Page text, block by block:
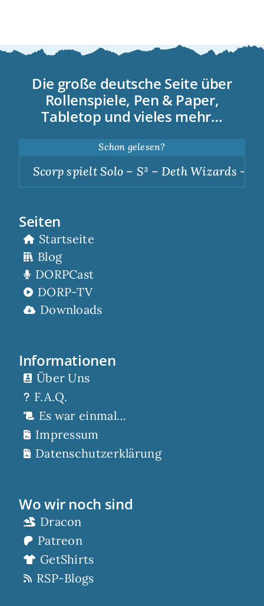
Die große deutsche Seite über
Rollenspiele, Pen & Paper,
Tabletop und vieles mehr…
Schon gelesen?
Scorp spielt Solo – S³ – Deth Wizards –
Seiten
Startseite
Blog
DORPCast
DORP-TV
Downloads
Informationen
Über Uns
F.A.Q.
Es war einmal…
Impressum
Datenschutzerklärung
Wo wir noch sind
Dracon
Patreon
GetShirts
RSP-Blogs